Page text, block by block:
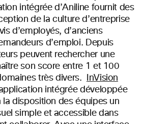
intégrée d’Aniline fournit des
de la culture d’entreprise
d’employés, d’anciens
d’emploi. Depuis
peuvent rechercher une
son score entre 1 et 100
très divers.
InVision
intégrée développée
la disposition des équipes un
simple et accessible dans